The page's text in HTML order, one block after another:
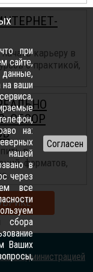
карьеру в
с практикой,
ОБЗОР
в
форматов,
с администрацией
при
сайте,
на ваши
на:
нашей
в
через
все
сбора
Ваших